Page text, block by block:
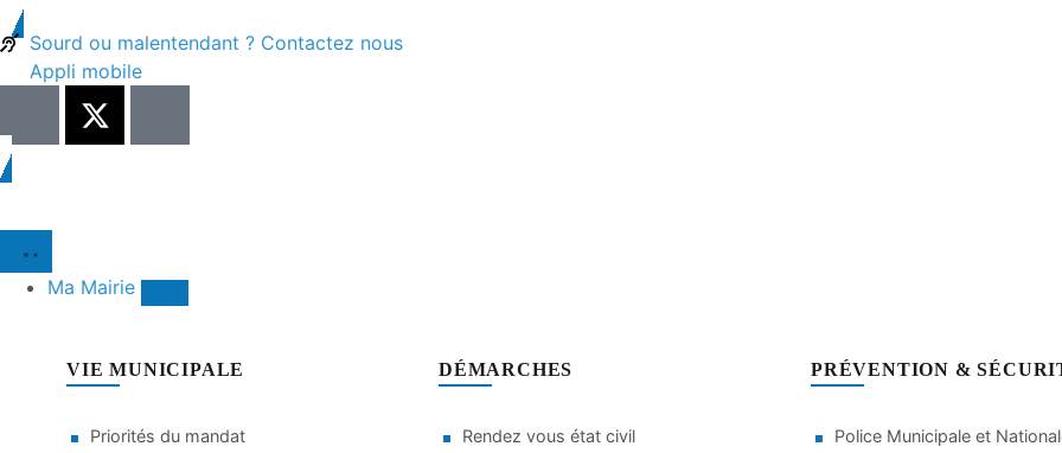
Sourd ou malentendant ? Contactez nous
Appli mobile
Ma Mairie
VIE MUNICIPALE
Priorités du mandat
DÉMARCHES
Rendez vous état civil
PRÉVENTION &
Police Municipale et